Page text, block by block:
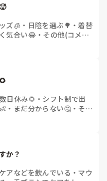
ズ🧊 ・ 日陰を選ぶ🌳 ・着替
気合い😂・ その他(コメン
数日休み🌻 ・ シフト制で出
・ まだ分からない🤔・ その
か？
アなどを飲んでいる ・ マウ